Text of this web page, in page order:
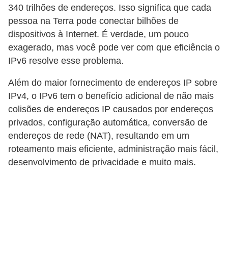
340 trilhões de endereços. Isso significa que cada
pessoa na Terra pode conectar bilhões de
dispositivos à Internet. É verdade, um pouco
exagerado, mas você pode ver com que eficiência o
IPv6 resolve esse problema.
Além do maior fornecimento de endereços IP sobre
IPv4, o IPv6 tem o benefício adicional de não mais
colisões de endereços IP causados ​​por endereços
privados, configuração automática, conversão de
endereços de rede (NAT), resultando em um
roteamento mais eficiente, administração mais fácil,
desenvolvimento de privacidade e muito mais.